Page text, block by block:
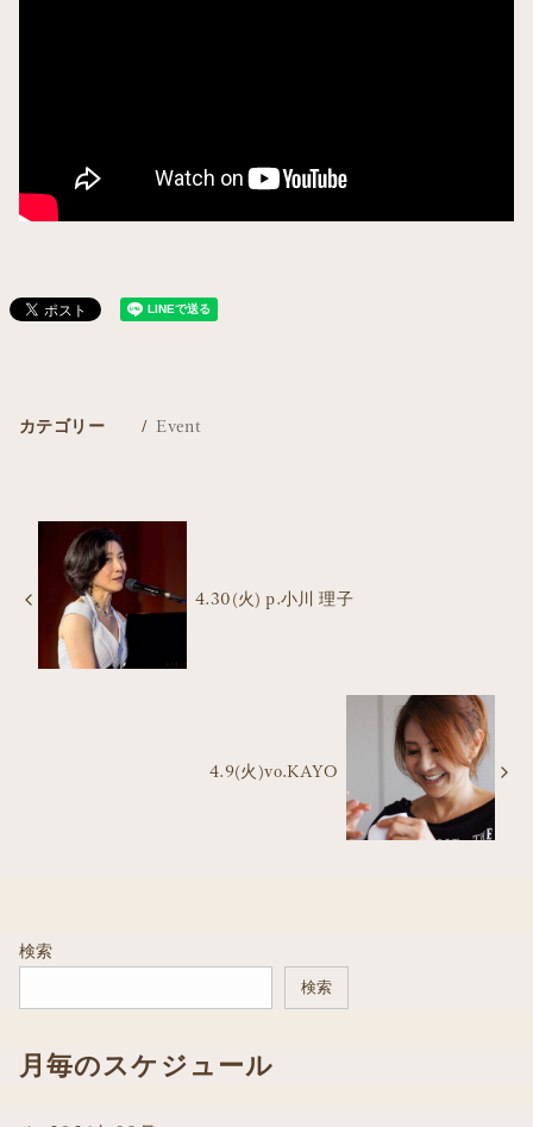
カテゴリー Event
4.30(火) p.小川 理子
4.9(火)vo.KAYO
検索
検索
月毎のスケジュール